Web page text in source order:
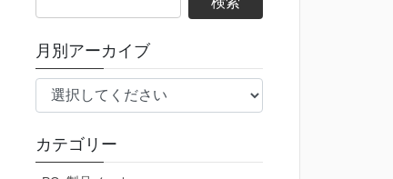
索:
月別アーカイブ
カテゴリー